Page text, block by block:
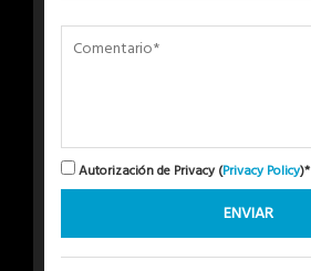
Autorización de Privacy (Privacy Policy)*